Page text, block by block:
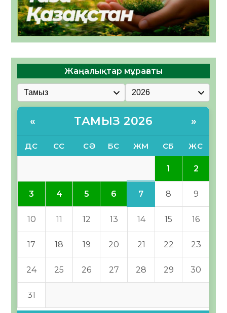
Жаңалықтар мұрағаты
« ТАМЫЗ 2026 »
ДС СС СӘ БС ЖМ СБ ЖС
1 2
3 4 5 6 7 8 9
10 11 12 13 14 15 16
17 18 19 20 21 22 23
24 25 26 27 28 29 30
31